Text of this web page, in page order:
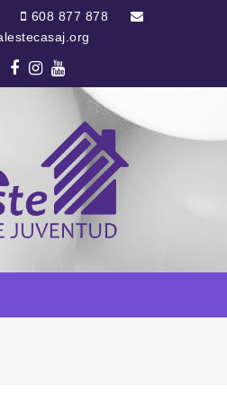
608 877 878
Twitter
Facebook
Instagram
Youtube